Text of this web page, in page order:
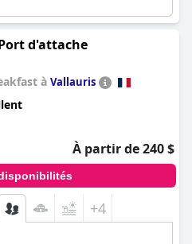
d'attache
à Vallauris
À partir de 240 $
+4